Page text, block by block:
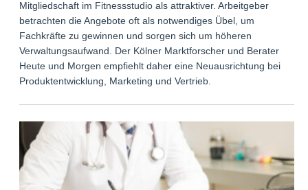
Mitgliedschaft im Fitnessstudio als attraktiver. Arbeitgeber
betrachten die Angebote oft als notwendiges Übel, um
Fachkräfte zu gewinnen und sorgen sich um höheren
Verwaltungsaufwand. Der Kölner Marktforscher und Berater
Heute und Morgen empfiehlt daher eine Neuausrichtung bei
Produktentwicklung, Marketing und Vertrieb.